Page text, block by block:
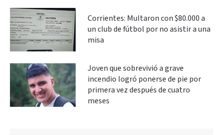
Corrientes: Multaron con $80.000 a
un club de fútbol por no asistir a una
misa
Joven que sobrevivió a grave
incendio logró ponerse de pie por
primera vez después de cuatro
meses